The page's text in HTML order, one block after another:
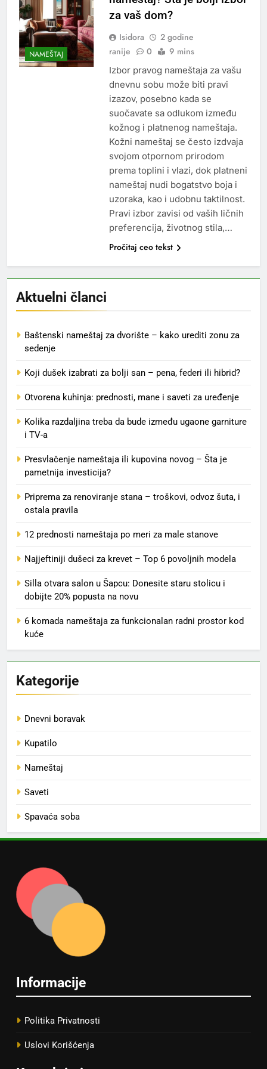
NAMEŠTAJ
za vaš dom?
Isidora
2 godine
ranije
0 9 mins
Izbor pravog nameštaja za vašu
dnevnu sobu može biti pravi
izazov, posebno kada se
suočavate sa odlukom između
kožnog i platnenog nameštaja.
Kožni nameštaj se često izdvaja
svojom otpornom prirodom
prema toplini i vlazi, dok platneni
nameštaj nudi bogatstvo boja i
uzoraka, kao i udobnu taktilnost.
Pravi izbor zavisi od vaših ličnih
preferencija, životnog stila,…
Pročitaj ceo tekst
Aktuelni članci
Baštenski nameštaj za dvorište – kako urediti zonu za
sedenje
Koji dušek izabrati za bolji san – pena, federi ili hibrid?
Otvorena kuhinja: prednosti, mane i saveti za uređenje
Kolika razdaljina treba da bude između ugaone garniture
i TV-a
Presvlačenje nameštaja ili kupovina novog – Šta je
pametnija investicija?
Priprema za renoviranje stana – troškovi, odvoz šuta, i
ostala pravila
12 prednosti nameštaja po meri za male stanove
Najjeftiniji dušeci za krevet – Top 6 povoljnih modela
Silla otvara salon u Šapcu: Donesite staru stolicu i
dobijte 20% popusta na novu
6 komada nameštaja za funkcionalan radni prostor kod
kuće
Kategorije
Dnevni boravak
Kupatilo
Nameštaj
Saveti
Spavaća soba
Informacije
Politika Privatnosti
Uslovi Korišćenja